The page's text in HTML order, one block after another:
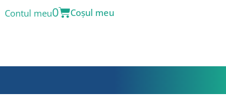
Contul meu0
Cart